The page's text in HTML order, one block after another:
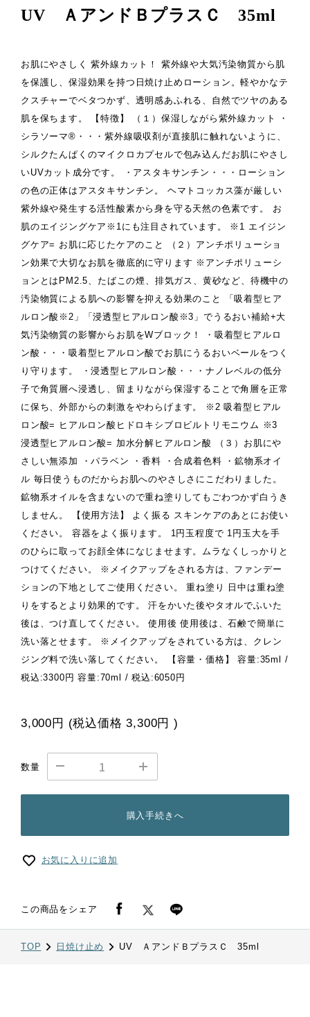
UV ＡアンドＢプラスＣ 35ml
お肌にやさしく 紫外線カット！ 紫外線や大気汚染物質から肌
を保護し、保湿効果を持つ日焼け止めローション。軽やかなテ
クスチャーでベタつかず、透明感あふれる、自然でツヤのある
肌を保ちます。 【特徴】 （１）保湿しながら紫外線カット ・
シラソーマ®・・・紫外線吸収剤が直接肌に触れないように、
シルクたんぱくのマイクロカプセルで包み込んだお肌にやさし
いUVカット成分です。 ・アスタキサンチン・・・ローション
の色の正体はアスタキサンチン。 ヘマトコッカス藻が厳しい
紫外線や発生する活性酸素から身を守る天然の色素です。 お
肌のエイジングケア※1にも注目されています。 ※1 エイジン
グケア= お肌に応じたケアのこと （２）アンチポリューショ
ン効果で大切なお肌を徹底的に守ります ※アンチポリューシ
ョンとはPM2.5、たばこの煙、排気ガス、黄砂など、待機中の
汚染物質による肌への影響を抑える効果のこと 「吸着型ヒア
ルロン酸※2」「浸透型ヒアルロン酸※3」でうるおい補給+大
気汚染物質の影響からお肌をWブロック！ ・吸着型ヒアルロ
ン酸・・・吸着型ヒアルロン酸でお肌にうるおいベールをつく
り守ります。 ・浸透型ヒアルロン酸・・・ナノレベルの低分
子で角質層へ浸透し、留まりながら保湿することで角層を正常
に保ち、外部からの刺激をやわらげます。 ※2 吸着型ヒアル
ロン酸= ヒアルロン酸ヒドロキシブロビルトリモニウム ※3
浸透型ヒアルロン酸= 加水分解ヒアルロン酸 （３）お肌にや
さしい無添加 ・パラベン ・香料 ・合成着色料 ・鉱物系オイ
ル 毎日使うものだからお肌へのやさしさにこだわりました。
鉱物系オイルを含まないので重ね塗りしてもごわつかず白うき
しません。 【使用方法】 よく振る スキンケアのあとにお使い
ください。 容器をよく振ります。 1円玉程度で 1円玉大を手
のひらに取ってお顔全体になじませます。ムラなくしっかりと
つけてください。 ※メイクアップをされる方は、ファンデー
ションの下地としてご使用ください。 重ね塗り 日中は重ね塗
りをするとより効果的です。 汗をかいた後やタオルでふいた
後は、つけ直してください。 使用後 使用後は、石鹸で簡単に
洗い落とせます。 ※メイクアップをされている方は、クレン
ジング料で洗い落してください。 【容量・価格】 容量:35ml /
税込:3300円 容量:70ml / 税込:6050円
3,000円 (税込価格3,300円 )
数量
購入手続きへ
お気に入りに追加
この商品をシェア
TOP 日焼け止め UV ＡアンドＢプラスＣ 35ml